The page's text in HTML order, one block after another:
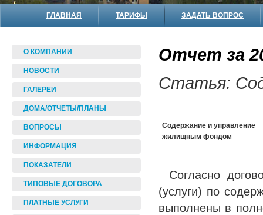
ГЛАВНАЯ ТАРИФЫ ЗАДАТЬ ВОПРОС
О КОМПАНИИ
НОВОСТИ
ГАЛЕРЕИ
ДОМА/ОТЧЕТЫ/ПЛАНЫ
ВОПРОСЫ
ИНФОРМАЦИЯ
ПОКАЗАТЕЛИ
ТИПОВЫЕ ДОГОВОРА
ПЛАТНЫЕ УСЛУГИ
Отчет за
Статья:
Содержание и управление
жилищным фондом
Согласно
(услуги) по
выполнены в